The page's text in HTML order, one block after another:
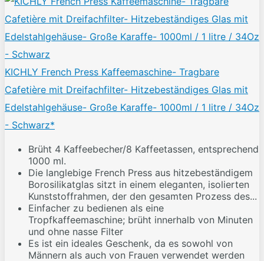
KICHLY French Press Kaffeemaschine- Tragbare
Cafetière mit Dreifachfilter- Hitzebeständiges Glas mit
Edelstahlgehäuse- Große Karaffe- 1000ml / 1 litre / 34Oz
- Schwarz*
Brüht 4 Kaffeebecher/8 Kaffeetassen, entsprechend
1000 ml.
Die langlebige French Press aus hitzebeständigem
Borosilikatglas sitzt in einem eleganten, isolierten
Kunststoffrahmen, der den gesamten Prozess des...
Einfacher zu bedienen als eine
Tropfkaffeemaschine; brüht innerhalb von Minuten
und ohne nasse Filter
Es ist ein ideales Geschenk, da es sowohl von
Männern als auch von Frauen verwendet werden